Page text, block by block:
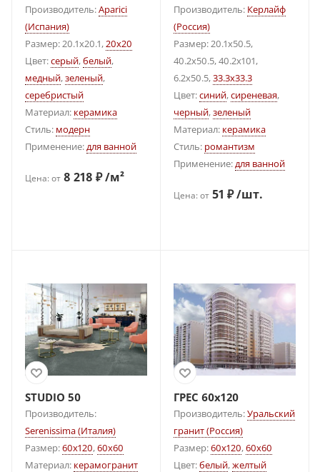
Производитель:Aparici
(Испания)
Размер: 20.1x20.1,20x20
Цвет:серый,белый,
медный,зеленый,
серебристый
Материал: керамика
Стиль: модерн
Применение:для ванной
Цена: от 8 218 ₽ /м²
Производитель: Керлайф
(Россия)
Размер: 20.1x50.5,
40.2x50.5, 40.2x101,
6.2x50.5,33.3x33.3
Цвет:синий,сиреневая,
черный,зеленый
Материал: керамика
Стиль: романтизм
Применение:для ванной
Цена: от 51 ₽ /шт.
STUDIO 50
Производитель:
Serenissima (Италия)
Размер:60x120,60x60
Материал: керамогранит
ГРЕС 60x120
Производитель:Уральский
гранит (Россия)
Размер:60x120,60x60
Цвет:белый,желтый